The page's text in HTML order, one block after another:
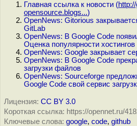
Главная ссылка к новости (
opensource.blogs...)
OpenNews: Gitorious
GitLab
OpenNews: В Google Code
Оценка популярности
OpenNews: Google закрывает
OpenNews: В Google Code
загрузки файлов
OpenNews: Sourceforge
Google Code свой сервис
Лицензия: CC BY 3.0
Короткая ссылка: https://opennet.ru/
Ключевые слова: google, code, github